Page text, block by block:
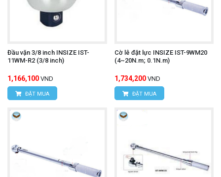
Đầu vặn 3/8 inch INSIZE IST-
11WM-R2 (3/8 inch)
1,166,100 VND
ĐẶT MUA
Cờ lê đặt lực INSIZE IST-9WM20
(4~20N.m; 0.1N.m)
1,734,200 VND
ĐẶT MUA